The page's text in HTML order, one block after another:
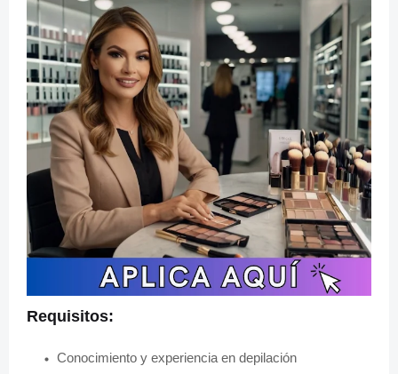
Requisitos:
Conocimiento y experiencia en depilación